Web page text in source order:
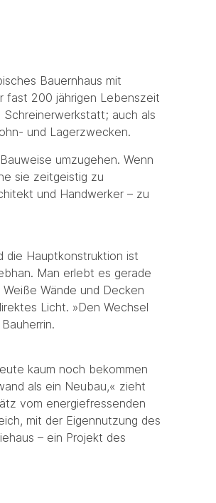
Bauernhaus mit
fast 200 jährigen Lebenszeit
auch als
und Lagerzwecken.
umzugehen. Wenn
sie zeitgeistig zu
und Handwerker – zu
die Hauptkonstruktion ist
Man erlebt es gerade
Wände und Decken
Licht. »Den Wechsel
kaum noch bekommen
als ein Neubau,« zieht
vom energiefressenden
mit der Eigennutzung des
– ein Projekt des